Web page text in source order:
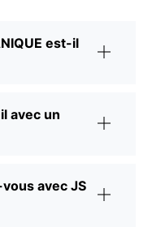
est-il
avec un
avec JS